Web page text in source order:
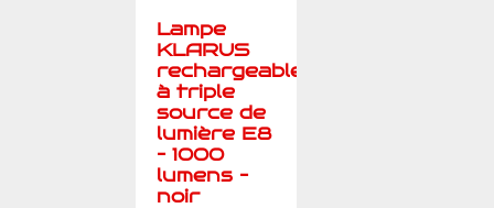
Lampe
KLARUS
rechargeable
à triple
source de
lumière E8
– 1000
lumens –
noir